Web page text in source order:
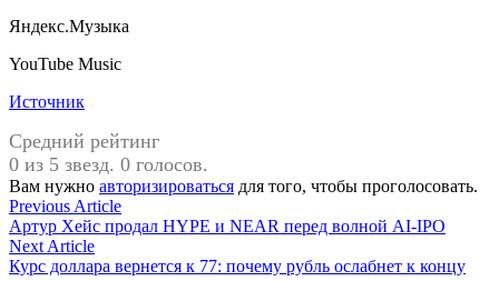
Яндекс.Музыка
YouTube Music
Источник
Средний рейтинг
0 из 5 звезд. 0 голосов.
Вам нужно авторизироваться для того, чтобы проголосовать.
Навигация
по
записям
Previous ArticlePrevious
article:
Артур Хейс продал HYPE и NEAR перед волной AI-IPO
Next ArticleNext
article:
Курс доллара вернется к 77: почему рубль ослабнет к концу